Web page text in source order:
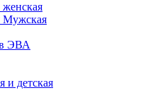
женская
Мужская
ЭВА
и детская